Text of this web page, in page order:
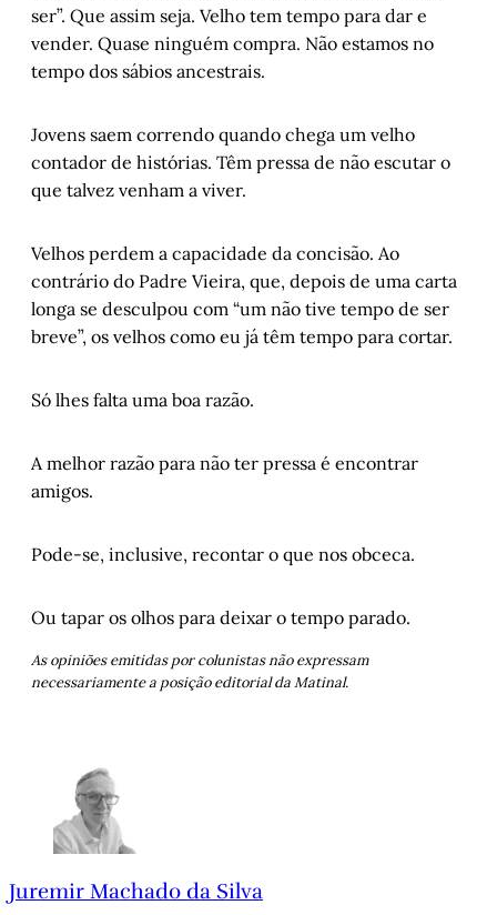
ser”. Que assim seja. Velho tem tempo para dar e
vender. Quase ninguém compra. Não estamos no
tempo dos sábios ancestrais.
Jovens saem correndo quando chega um velho
contador de histórias. Têm pressa de não escutar o
que talvez venham a viver.
Velhos perdem a capacidade da concisão. Ao
contrário do Padre Vieira, que, depois de uma carta
longa se desculpou com “um não tive tempo de ser
breve”, os velhos como eu já têm tempo para cortar.
Só lhes falta uma boa razão.
A melhor razão para não ter pressa é encontrar
amigos.
Pode-se, inclusive, recontar o que nos obceca.
Ou tapar os olhos para deixar o tempo parado.
As opiniões emitidas por colunistas não expressam
necessariamente a posição editorial da Matinal.
Juremir Machado da Silva